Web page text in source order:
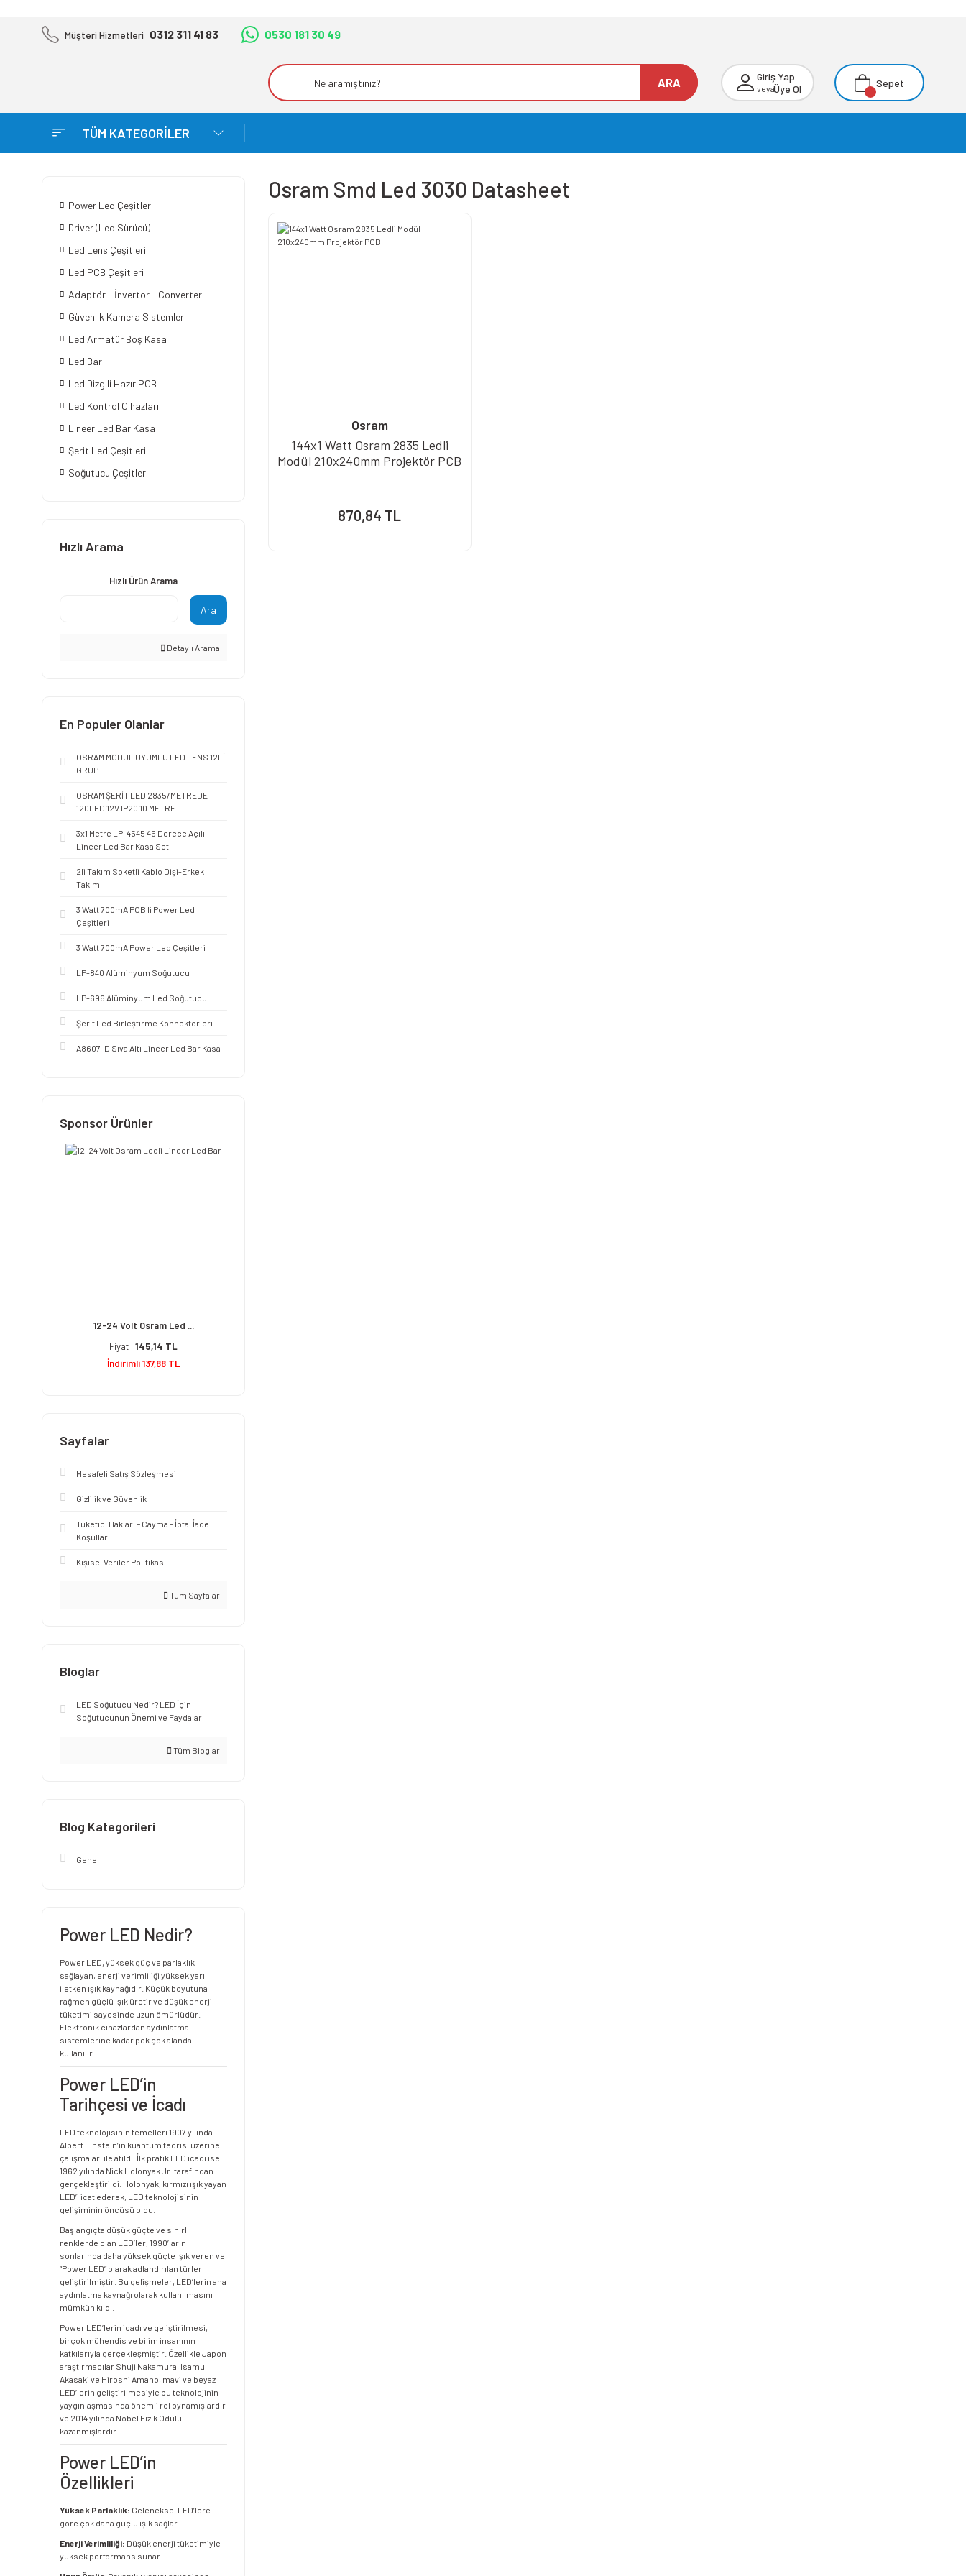
Müşteri Hizmetleri 0312 311 41 83 0530 181 30 49
ARA Giriş Yap
veyaÜye Ol Sepet
TÜM KATEGORİLER
Power Led Çeşitleri
Driver (Led Sürücü)
Led Lens Çeşitleri
Led PCB Çeşitleri
Adaptör - İnvertör - Converter
Güvenlik Kamera Sistemleri
Led Armatür Boş Kasa
Led Bar
Led Dizgili Hazır PCB
Led Kontrol Cihazları
Lineer Led Bar Kasa
Şerit Led Çeşitleri
Soğutucu Çeşitleri
Hızlı Arama
Hızlı Ürün Arama
Ara
Detaylı Arama
En Populer Olanlar
OSRAM MODÜL UYUMLU LED LENS 12Lİ
GRUP
OSRAM ŞERİT LED 2835/METREDE
120LED 12V IP20 10 METRE
3x1 Metre LP-4545 45 Derece Açılı
Lineer Led Bar Kasa Set
2li Takım Soketli Kablo Dişi-Erkek
Takım
3 Watt 700mA PCB li Power Led
Çeşitleri
3 Watt 700mA Power Led Çeşitleri
LP-840 Alüminyum Soğutucu
LP-696 Alüminyum Led Soğutucu
Şerit Led Birleştirme Konnektörleri
A8607-D Sıva Altı Lineer Led Bar Kasa
Sponsor Ürünler
12-24 Volt Osram Led ...
Fiyat : 145,14 TL
İndirimli 137,88 TL
Sayfalar
Mesafeli Satış Sözleşmesi
Gizlilik ve Güvenlik
Tüketici Hakları – Cayma – İptal İade
Koşullari
Kişisel Veriler Politikası
Tüm Sayfalar
Bloglar
LED Soğutucu Nedir? LED İçin
Soğutucunun Önemi ve Faydaları
Tüm Bloglar
Blog Kategorileri
Genel
Power LED Nedir?
Power LED, yüksek güç ve parlaklık
sağlayan, enerji verimliliği yüksek yarı
iletken ışık kaynağıdır. Küçük boyutuna
rağmen güçlü ışık üretir ve düşük enerji
tüketimi sayesinde uzun ömürlüdür.
Elektronik cihazlardan aydınlatma
sistemlerine kadar pek çok alanda
kullanılır.
Power LED’in
Tarihçesi ve İcadı
LED teknolojisinin temelleri 1907 yılında
Albert Einstein’ın kuantum teorisi üzerine
çalışmaları ile atıldı. İlk pratik LED icadı ise
1962 yılında Nick Holonyak Jr. tarafından
gerçekleştirildi. Holonyak, kırmızı ışık yayan
LED’i icat ederek, LED teknolojisinin
gelişiminin öncüsü oldu.
Başlangıçta düşük güçte ve sınırlı
renklerde olan LED’ler, 1990’ların
sonlarında daha yüksek güçte ışık veren ve
“Power LED” olarak adlandırılan türler
geliştirilmiştir. Bu gelişmeler, LED’lerin ana
aydınlatma kaynağı olarak kullanılmasını
mümkün kıldı.
Power LED’lerin icadı ve geliştirilmesi,
birçok mühendis ve bilim insanının
katkılarıyla gerçekleşmiştir. Özellikle Japon
araştırmacılar Shuji Nakamura, Isamu
Akasaki ve Hiroshi Amano, mavi ve beyaz
LED’lerin geliştirilmesiyle bu teknolojinin
yaygınlaşmasında önemli rol oynamışlardır
ve 2014 yılında Nobel Fizik Ödülü
kazanmışlardır.
Power LED’in
Özellikleri
Yüksek Parlaklık: Geleneksel LED’lere
göre çok daha güçlü ışık sağlar.
Enerji Verimliliği: Düşük enerji tüketimiyle
yüksek performans sunar.
Osram Smd Led 3030 Datasheet
Osram
144x1 Watt Osram 2835 Ledli
Modül 210x240mm Projektör PCB
870,84 TL